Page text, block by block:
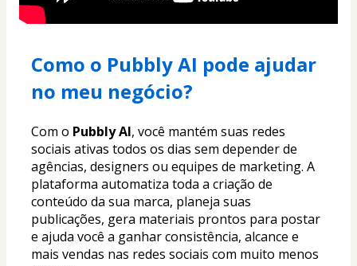
Como o Pubbly AI pode ajudar
no meu negócio?
Com o Pubbly AI, você mantém suas redes
sociais ativas todos os dias sem depender de
agências, designers ou equipes de marketing. A
plataforma automatiza toda a criação de
conteúdo da sua marca, planeja suas
publicações, gera materiais prontos para postar
e ajuda você a ganhar consistência, alcance e
mais vendas nas redes sociais com muito menos